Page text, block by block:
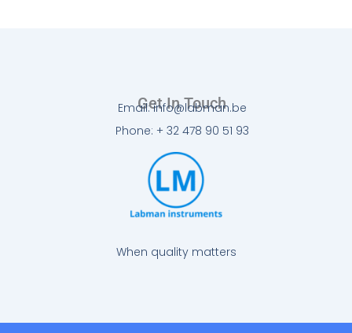
When quality matters
Get In Touch
Email: info@labman.be
Phone: + 32 478 90 51 93